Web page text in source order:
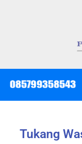
Tukang